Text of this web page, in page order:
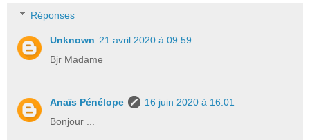
Réponses
Unknown 21 avril 2020 à 09:59
Bjr Madame
Anaïs Pénélope
16 juin 2020 à 16:01
Bonjour ...